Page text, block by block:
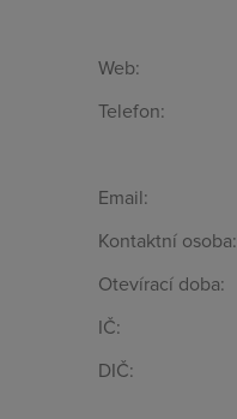
Web:
Telefon:
Email:
Kontaktní osoba:
Otevírací doba:
IČ:
DIČ: